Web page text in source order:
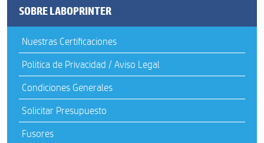
SOBRE LABOPRINTER
Nuestras Certificaciones
Politica de Privacidad / Aviso Legal
Condiciones Generales
Solicitar Presupuesto
Fusores